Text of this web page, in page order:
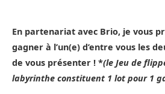
En partenariat avec Brio, je vous
gagner à l’un(e) d’entre vous les
de vous présenter ! *(le Jeu de
labyrinthe constituent 1 lot pour 1